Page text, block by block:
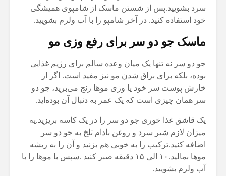
سرد بشویید.پس از شستن ماسک از شامپوی همیشگی
خود استفاده کنید. در آخر شامپو را با آب ولرم بشویید.
ماسک جو دو سر برای رفع وزی مو
جو دو سر نه تنها یک میان وعده سالم برای رژیم غذایی
بوده، بلکه برای براق شدن مو نیز مفید است. اگر از
خارش پوست سر خود یا وزی موها رنج می‌برید، جو دو
سر همان چیزی است که یک عمر به دنبال آن بوده‌اید.
یک قاشق غذا خوری جو دو سر را در یک کاسه بریزید.یه
میزان لازم شیر سرد و روغن بادام تلخ به جو دو سر
اضافه کنید.ترکیب را به خوبی هم بزنید و آن را به ریشه
موها بمالید.۱۰ الی ۱۵ دقیقه صبر کنید .سپس با موها را با
آب ولرم بشویید.